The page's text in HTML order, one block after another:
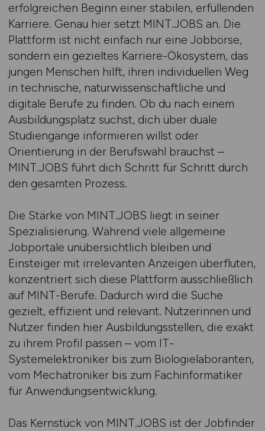
erfolgreichen Beginn einer stabilen, erfüllenden
Karriere. Genau hier setzt MINT.JOBS an. Die
Plattform ist nicht einfach nur eine Jobbörse,
sondern ein gezieltes Karriere-Ökosystem, das
jungen Menschen hilft, ihren individuellen Weg
in technische, naturwissenschaftliche und
digitale Berufe zu finden. Ob du nach einem
Ausbildungsplatz suchst, dich über duale
Studiengänge informieren willst oder
Orientierung in der Berufswahl brauchst –
MINT.JOBS führt dich Schritt für Schritt durch
den gesamten Prozess.
Die Stärke von MINT.JOBS liegt in seiner
Spezialisierung. Während viele allgemeine
Jobportale unübersichtlich bleiben und
Einsteiger mit irrelevanten Anzeigen überfluten,
konzentriert sich diese Plattform ausschließlich
auf MINT-Berufe. Dadurch wird die Suche
gezielt, effizient und relevant. Nutzerinnen und
Nutzer finden hier Ausbildungsstellen, die exakt
zu ihrem Profil passen – vom IT-
Systemelektroniker bis zum Biologielaboranten,
vom Mechatroniker bis zum Fachinformatiker
für Anwendungsentwicklung.
Das Kernstück von MINT.JOBS ist der Jobfinder